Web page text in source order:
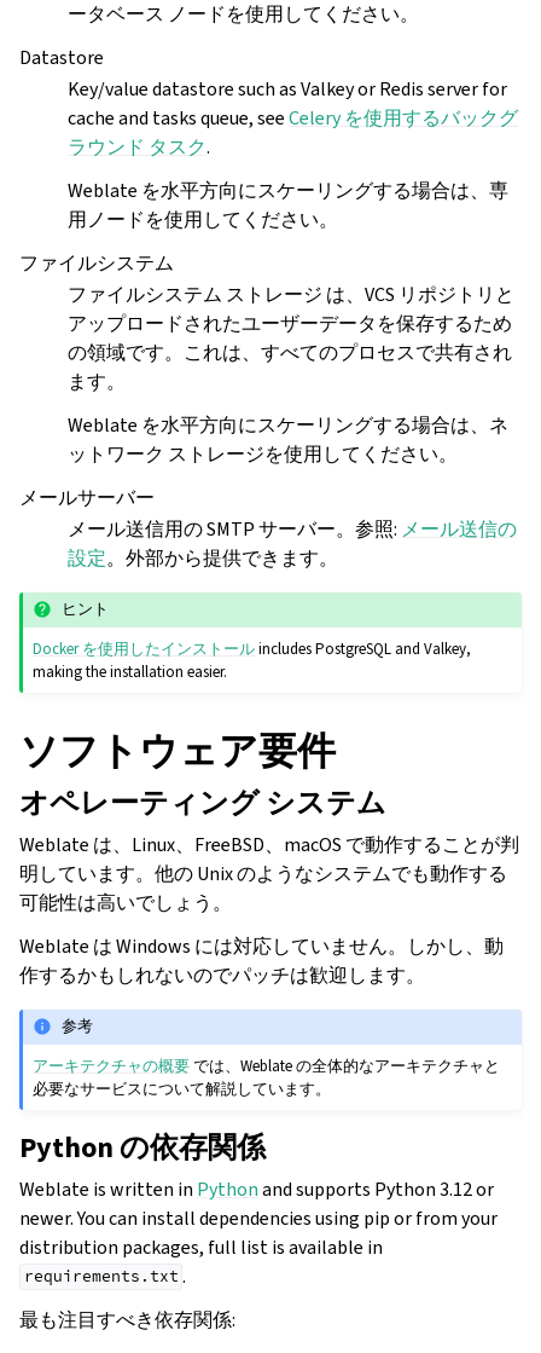
ータベース ノードを使用してください。
Datastore
Key/value datastore such as Valkey or Redis server for
cache and tasks queue, seeCelery を使用するバックグ
ラウンド タスク.
Weblate を水平方向にスケーリングする場合は、専
用ノードを使用してください。
ファイルシステム
ファイルシステム ストレージ は、VCS リポジトリと
アップロードされたユーザーデータを保存するため
の領域です。これは、すべてのプロセスで共有され
ます。
Weblate を水平方向にスケーリングする場合は、ネ
ットワーク ストレージを使用してください。
メールサーバー
メール送信用の SMTP サーバー。参照: メール送信の
設定。外部から提供できます。
ヒント
Docker を使用したインストールincludes PostgreSQL and Valkey,
making the installation easier.
ソフトウェア要件
オペレーティング システム
Weblate は、Linux、FreeBSD、macOS で動作することが判
明しています。他の Unix のようなシステムでも動作する
可能性は高いでしょう。
Weblate は Windows には対応していません。しかし、動
作するかもしれないのでパッチは歓迎します。
参考
アーキテクチャの概要では、Weblate の全体的なアーキテクチャと
必要なサービスについて解説しています。
Python の依存関係
Weblate is written in Pythonand supports Python 3.12 or
newer. You can install dependencies using pip or from your
distribution packages, full list is available in
requirements.txt .
最も注目すべき依存関係: